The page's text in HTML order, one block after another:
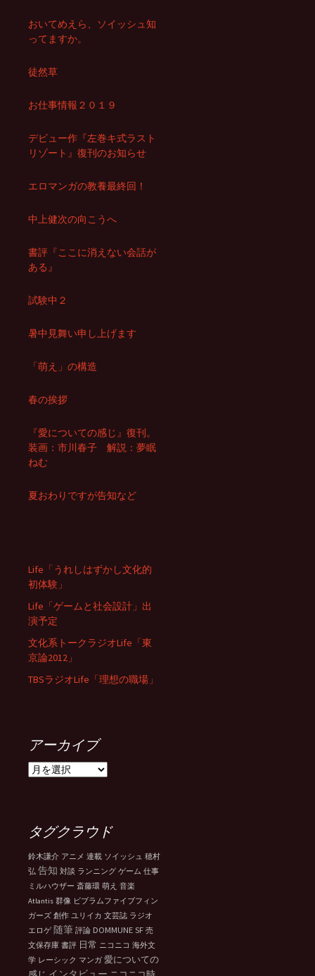
おいてめえら、ソイッシュ知
ってますか。
徒然草
お仕事情報２０１９
デビュー作『左巻キ式ラスト
リゾート』復刊のお知らせ
エロマンガの教養最終回！
中上健次の向こうへ
書評『ここに消えない会話が
ある』
試験中２
暑中見舞い申し上げます
「萌え」の構造
春の挨拶
『愛についての感じ』復刊。
装画：市川春子 解説：夢眠
ねむ
夏おわりですが告知など
Life「うれしはずかし文化的
初体験」
Life「ゲームと社会設計」出
演予定
文化系トークラジオLife「東
京論2012」
TBSラジオLife「理想の職場」
アーカイブ
ア
ブ
タグクラウド
鈴木謙介 アニメ 連載 ソイッシュ 穂村
弘 告知 対談 ランニング ゲーム 仕事
ミルハウザー 斎藤環 萌え 音楽
Atlantis 群像 ビブラムファイブフィン
ガーズ 創作 ユリイカ 文芸誌 ラジオ
エロゲ 随筆 評論 DOMMUNE SF 売
文保存庫 書評 日常 ニコニコ 海外文
学 レーシック マンガ 愛についての